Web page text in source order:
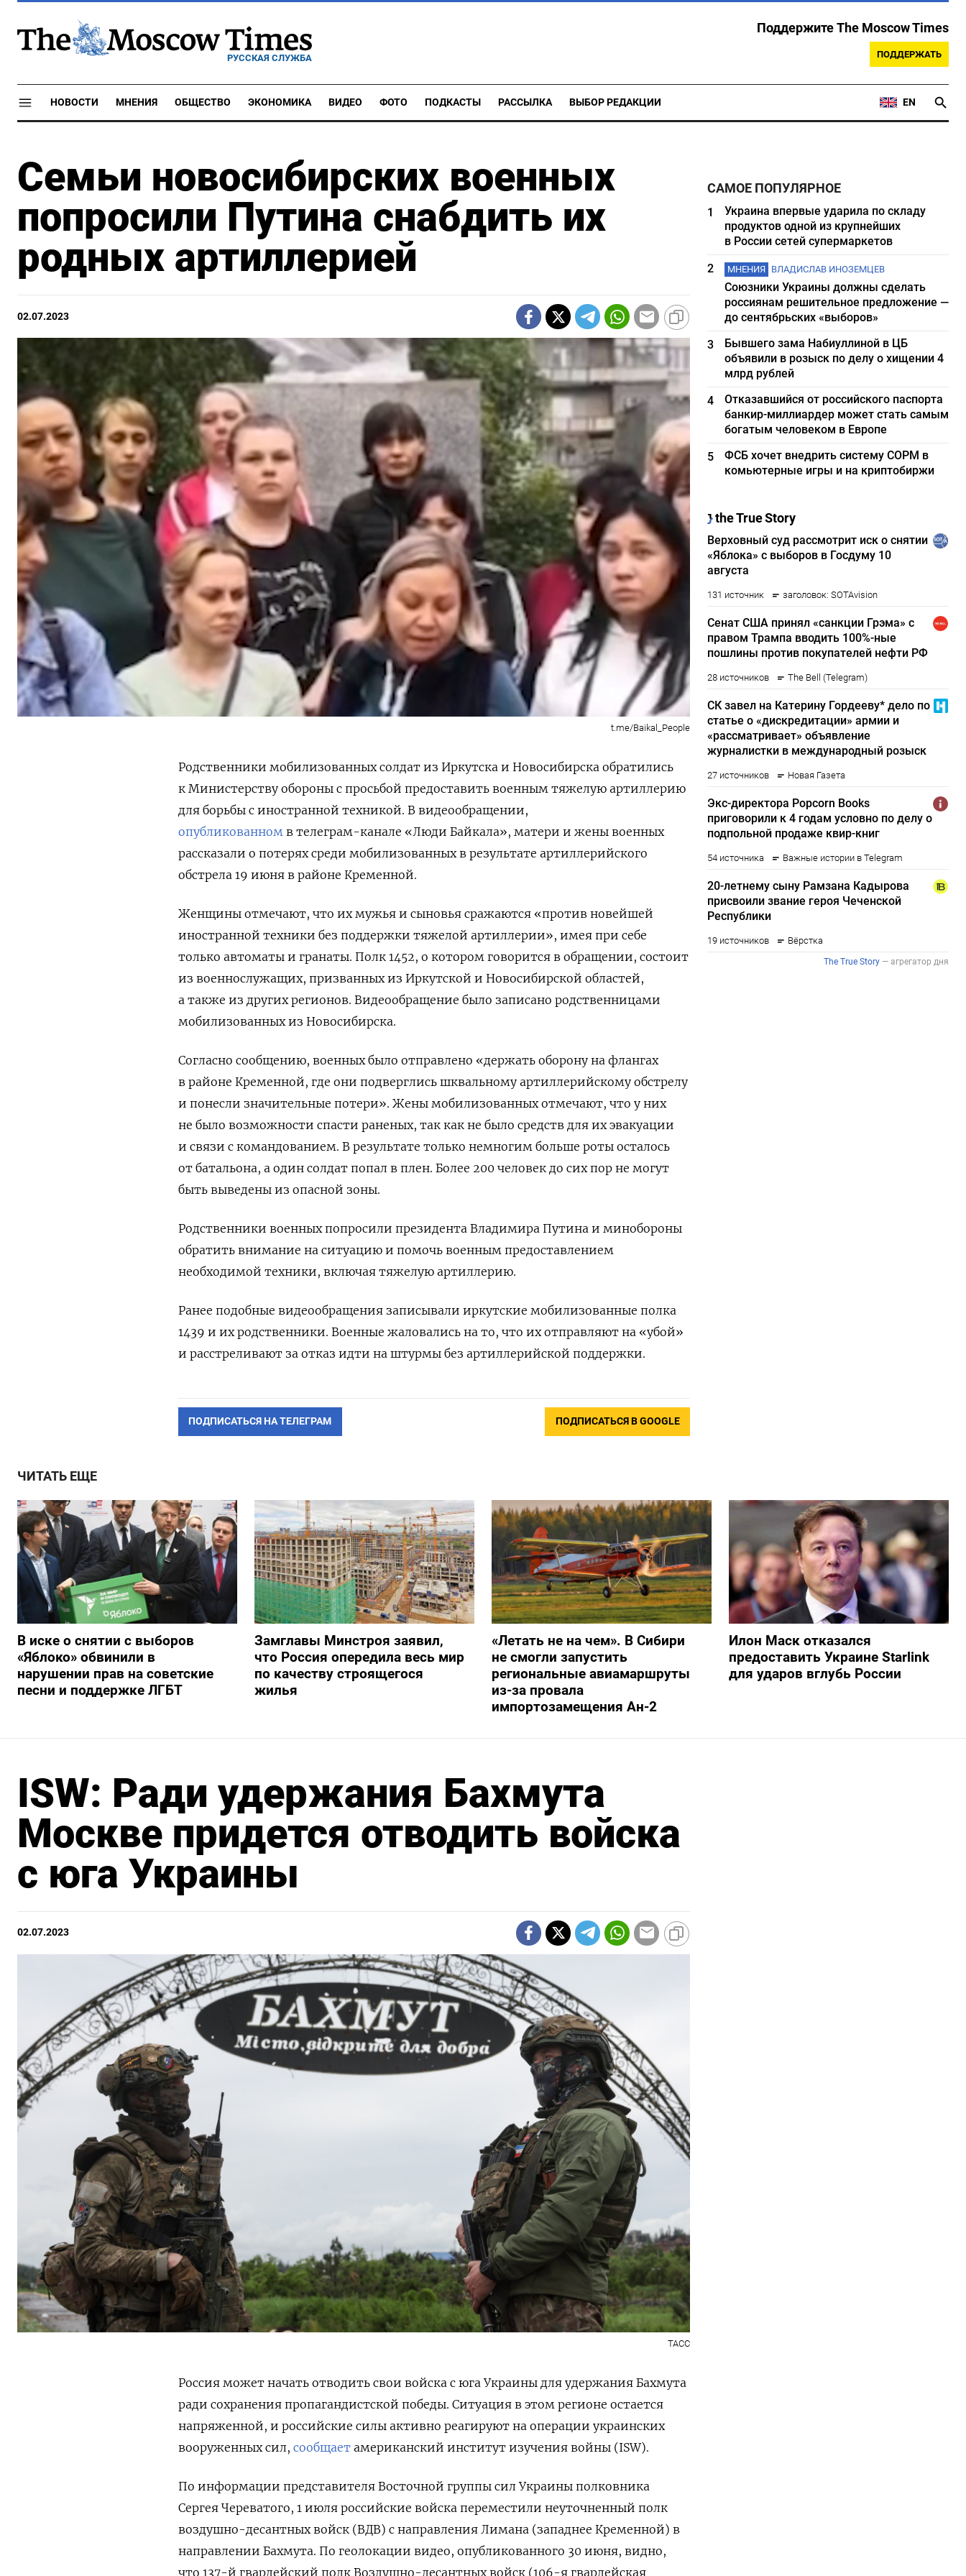
РУССКАЯ СЛУЖБА
Поддержите The Moscow Times
ПОДДЕРЖАТЬ
НОВОСТИ МНЕНИЯ ОБЩЕСТВО ЭКОНОМИКА ВИДЕО ФОТО ПОДКАСТЫ РАССЫЛКА ВЫБОР РЕДАКЦИИ EN
Семьи новосибирских военных
попросили Путина снабдить их
родных артиллерией
02.07.2023
t.me/Baikal_People
Родственники мобилизованных солдат из Иркутска и Новосибирска обратились
к Министерству обороны с просьбой предоставить военным тяжелую артиллерию
для борьбы с иностранной техникой. В видеообращении,
опубликованном в телеграм-канале «Люди Байкала», матери и жены военных
рассказали о потерях среди мобилизованных в результате артиллерийского
обстрела 19 июня в районе Кременной.
Женщины отмечают, что их мужья и сыновья сражаются «против новейшей
иностранной техники без поддержки тяжелой артиллерии», имея при себе
только автоматы и гранаты. Полк 1452, о котором говорится в обращении, состоит
из военнослужащих, призванных из Иркутской и Новосибирской областей,
а также из других регионов. Видеообращение было записано родственницами
мобилизованных из Новосибирска.
Согласно сообщению, военных было отправлено «держать оборону на флангах
в районе Кременной, где они подверглись шквальному артиллерийскому обстрелу
и понесли значительные потери». Жены мобилизованных отмечают, что у них
не было возможности спасти раненых, так как не было средств для их эвакуации
и связи с командованием. В результате только немногим больше роты осталось
от батальона, а один солдат попал в плен. Более 200 человек до сих пор не могут
быть выведены из опасной зоны.
Родственники военных попросили президента Владимира Путина и минобороны
обратить внимание на ситуацию и помочь военным предоставлением
необходимой техники, включая тяжелую артиллерию.
Ранее подобные видеообращения записывали иркутские мобилизованные полка
1439 и их родственники. Военные жаловались на то, что их отправляют на «убой»
и расстреливают за отказ идти на штурмы без артиллерийской поддержки.
ПОДПИСАТЬСЯ НА ТЕЛЕГРАМ ПОДПИСАТЬСЯ В GOOGLE
САМОЕ ПОПУЛЯРНОЕ
1
Украина впервые ударила по складу
продуктов одной из крупнейших
в России сетей супермаркетов
2
МНЕНИЯ ВЛАДИСЛАВ ИНОЗЕМЦЕВ
Союзники Украины должны сделать
россиянам решительное предложение —
до сентябрьских «выборов»
3
Бывшего зама Набиуллиной в ЦБ
объявили в розыск по делу о хищении 4
млрд рублей
4
Отказавшийся от российского паспорта
банкир-миллиардер может стать самым
богатым человеком в Европе
5
ФСБ хочет внедрить систему СОРМ в
комьютерные игры и на криптобиржи
ЧИТАТЬ ЕЩЕ
В иске о снятии с выборов
«Яблоко» обвинили в
нарушении прав на советские
песни и поддержке ЛГБТ
Замглавы Минстроя заявил,
что Россия опередила весь мир
по качеству строящегося
жилья
«Летать не на чем». В Сибири
не смогли запустить
региональные авиамаршруты
из-за провала
импортозамещения Ан-2
Илон Маск отказался
предоставить Украине Starlink
для ударов вглубь России
ISW: Ради удержания Бахмута
Москве придется отводить войска
с юга Украины
02.07.2023
ТАСС
Россия может начать отводить свои войска с юга Украины для удержания Бахмута
ради сохранения пропагандистской победы. Ситуация в этом регионе остается
напряженной, и российские силы активно реагируют на операции украинских
вооруженных сил, сообщает американский институт изучения войны (ISW).
По информации представителя Восточной группы сил Украины полковника
Сергея Череватого, 1 июля российские войска переместили неуточненный полк
воздушно-десантных войск (ВДВ) с направления Лимана (западнее Кременной) в
направлении Бахмута. По геолокации видео, опубликованного 30 июня, видно,
что 137-й гвардейский полк Воздушно-десантных войск (106-я гвардейская